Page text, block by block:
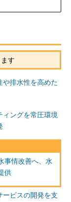
す
や排水性を高めた
ィングを常圧環境
事情改善へ、水
供
ービスの開発を支